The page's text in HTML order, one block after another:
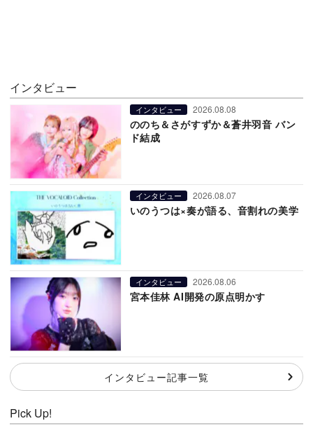
インタビュー
インタビュー 2026.08.08
ののち＆さがすずか＆蒼井羽音 バン
ド結成
インタビュー 2026.08.07
いのうつは×奏が語る、音割れの美学
インタビュー 2026.08.06
宮本佳林 AI開発の原点明かす
インタビュー記事一覧
Pick Up!